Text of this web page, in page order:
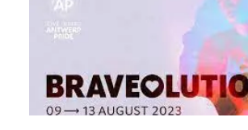
belangrijkste mijlpalen op…